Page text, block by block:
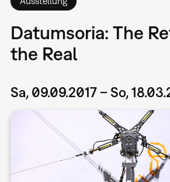
Datumsoria: The
the Real
Sa, 09.09.2017 – So,